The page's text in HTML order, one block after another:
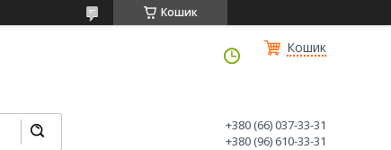
Кошик
Кошик
+380 (66) 037-33-31
+380 (96) 610-33-31